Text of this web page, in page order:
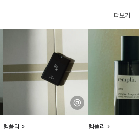
더보기
렘플리 렘플리